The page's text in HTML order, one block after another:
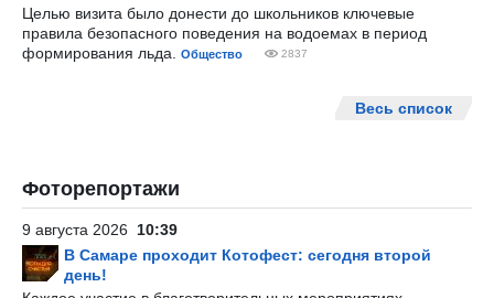
Целью визита было донести до школьников ключевые
правила безопасного поведения на водоемах в период
формирования льда.
Общество 2837
Весь список
Фоторепортажи
9 августа 2026 10:39
В Самаре проходит Котофест: сегодня второй
день!